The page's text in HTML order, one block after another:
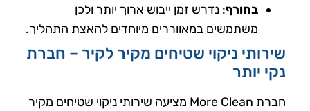
בחורף: נדרש זמן ייבוש ארוך יותר ולכן
משתמשים במאווררים מיוחדים להאצת התהליך.
שירותי ניקוי שטיחים מקיר לקיר – חברת
נקי יותר
חברת More Clean מציעה שירותי ניקוי שטיחים מקיר